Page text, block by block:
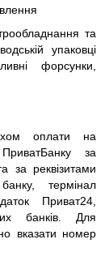
та
упаковці
форсунки,
оплати на
за
за реквізитами
термінал
Приват24,
банків. Для
вказати номер